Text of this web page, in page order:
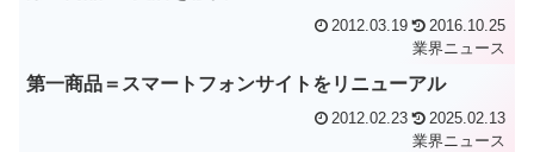
2012.03.19
2016.10.25
業界ニュース
第一商品＝スマートフォンサイトをリニューアル
2012.02.23
2025.02.13
業界ニュース